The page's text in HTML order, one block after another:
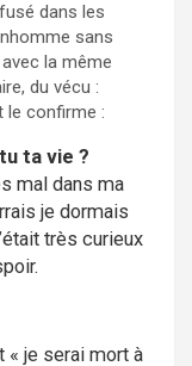
dans les
sans
la même
du vécu :
le confirme :
ta vie ?
mal dans ma
je dormais
très curieux
« je serai mort à